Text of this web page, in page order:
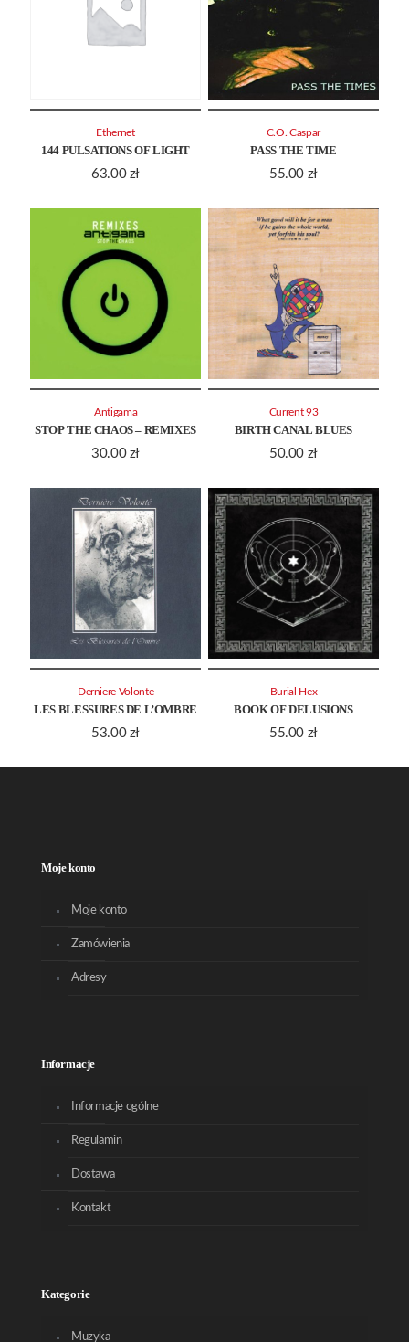
144 PULSATIONS OF LIGHT
63.00 zł
Ethernet
PASS THE TIME
55.00 zł
C.O. Caspar
STOP THE CHAOS – REMIXES
30.00 zł
Antigama
BIRTH CANAL BLUES
50.00 zł
Current 93
LES BLESSURES DE L’OMBRE
53.00 zł
Derniere Volonte
BOOK OF DELUSIONS
55.00 zł
Burial Hex
Moje konto
Moje konto
Zamówienia
Adresy
Informacje
Informacje ogólne
Regulamin
Dostawa
Kontakt
Kategorie
Muzyka